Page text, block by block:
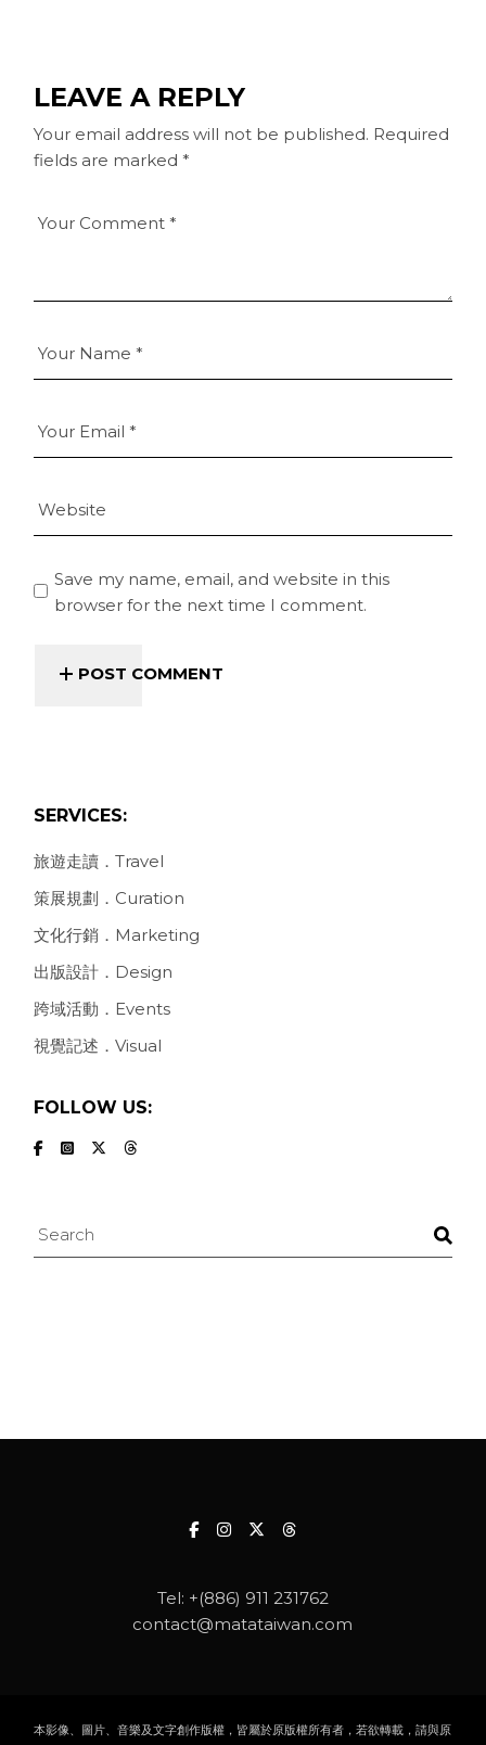
LEAVE A REPLY
Your email address will not be published. Required
fields are marked *
Save my name, email, and website in this
browser for the next time I comment.
POST COMMENT
SERVICES:
旅遊走讀．Travel
策展規劃．Curation
文化行銷．Marketing
出版設計．Design
跨域活動．Events
視覺記述．Visual
FOLLOW US:
Search
Tel: +(886) 911 231762
contact@matataiwan.com
本影像、圖片、音樂及文字創作版權，皆屬於原版權所有者，若欲轉載，請與原